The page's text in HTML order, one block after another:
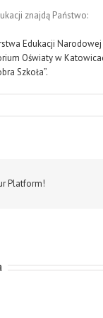
znajdą Państwo:
Edukacji Narodowej
Oświaty w
Szkoła”.
Platform!